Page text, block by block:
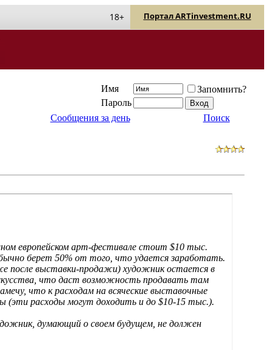
Портал ARTinvestment.RU
18+
Имя
Запомнить?
Пароль
Сообщения за день Поиск
европейском арт-фестивале стоит $10 тыс.
берет 50% от того, что удается заработать.
после выставки-продажи) художник остается в
что даст возможность продавать там
что к расходам на всяческие выставочные
(эти расходы могут доходить и до $10-15 тыс.).
думающий о своем будущем, не должен